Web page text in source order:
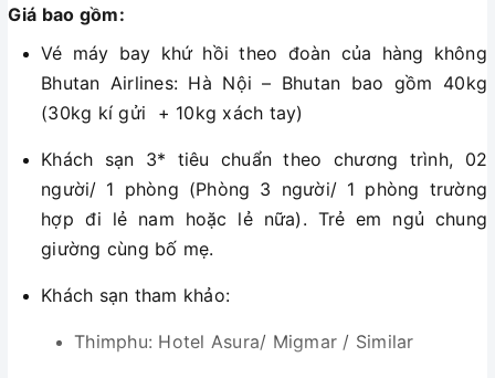
Giá bao gồm:
Vé máy bay khứ hồi theo đoàn của hàng không
Bhutan Airlines: Hà Nội – Bhutan bao gồm 40kg
(30kg kí gửi + 10kg xách tay)
Khách sạn 3* tiêu chuẩn theo chương trình, 02
người/ 1 phòng (Phòng 3 người/ 1 phòng trường
hợp đi lẻ nam hoặc lẻ nữa). Trẻ em ngủ chung
giường cùng bố mẹ.
Khách sạn tham khảo:
Thimphu: Hotel Asura/ Migmar / Similar